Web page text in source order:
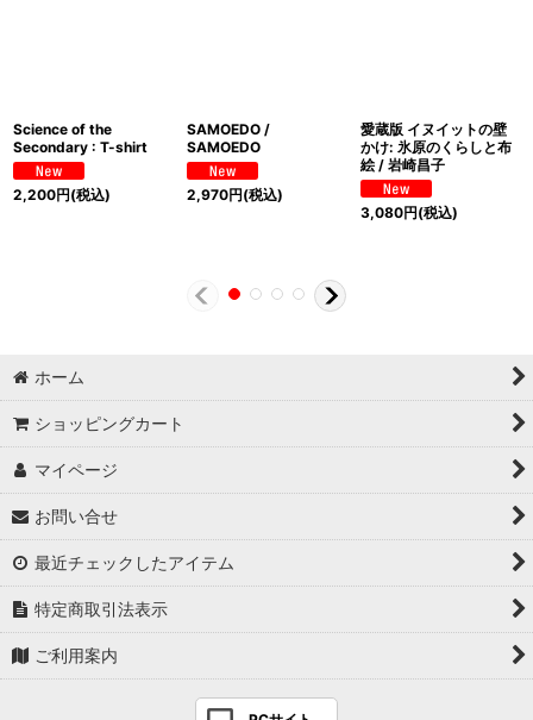
Science of the
Secondary : T-shirt
2,200円(税込)
SAMOEDO /
SAMOEDO
2,970円(税込)
愛蔵版 イヌイットの壁
かけ: 氷原のくらしと布
絵 / 岩崎昌子
3,080円(税込)
ホーム
ショッピングカート
マイページ
お問い合せ
最近チェックしたアイテム
特定商取引法表示
ご利用案内